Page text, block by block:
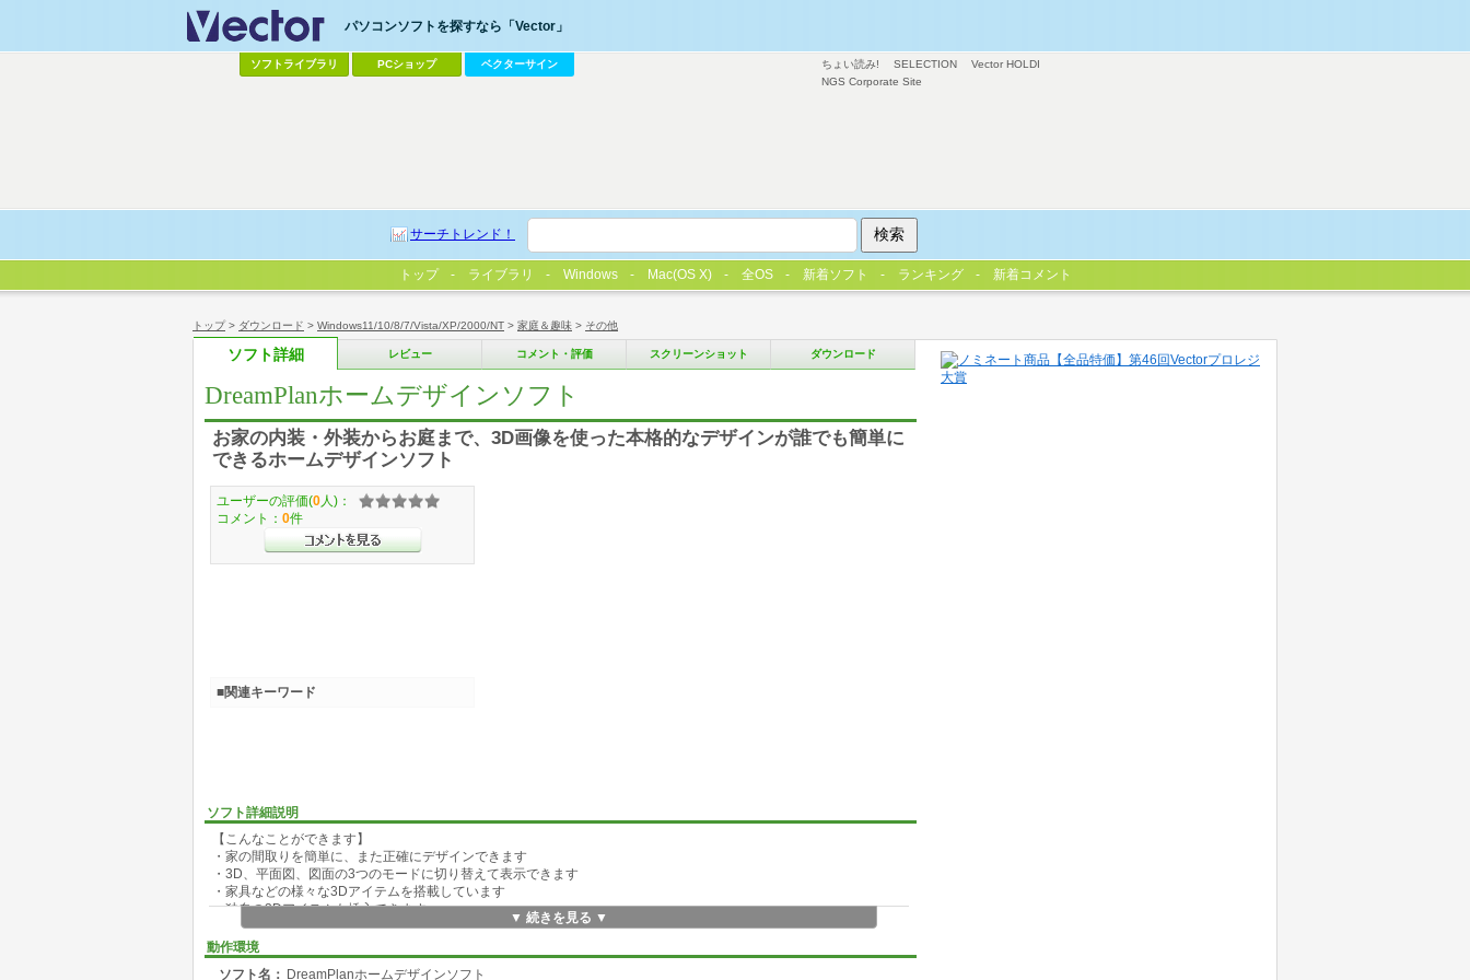
トップ> ダウンロード > Windows11/10/8/7/Vista/XP/2000/NT > 家庭＆趣味 > その他
ソフト詳細 レビュー コメント・評価 スクリーンショット ダウンロード
DreamPlanホームデザインソフト
お家の内装・外装からお庭まで、3D画像を使った本格的なデザインが誰でも簡単に
できるホームデザインソフト
ソフト詳細説明
【こんなことができます】
・家の間取りを簡単に、また正確にデザインできます
・3D、平面図、図面の3つのモードに切り替えて表示できます
・家具などの様々な3Dアイテムを搭載しています
・独自の3Dアイテムも挿入できます
・お庭のデザインもできます
・ウッドデッキや池などの作成も簡単にできます
・各パーツの色や素材を自由自在に変えられます
▼ 続きを見る ▼
動作環境
ソフト名： DreamPlanホームデザインソフト
ユーザーの評価(0 人)：
コメント： 0件
■関連キーワード
ちょい読み! SELECTION
Vector HOLDI
NGS Corporate Site
パソコンソフトを探すなら「Vector」
ソフトライブラリ PCショップ ベクターサイン
サーチトレンド！
トップ ライブラリ Windows Mac(OS X) 全OS 新着ソフト ランキング 新着コメント